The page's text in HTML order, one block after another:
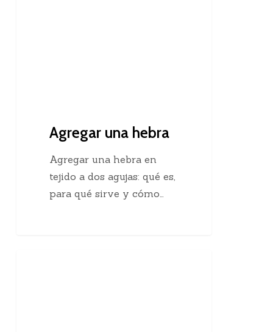
Agregar una hebra
Agregar una hebra en
tejido a dos agujas: qué es,
para qué sirve y cómo…